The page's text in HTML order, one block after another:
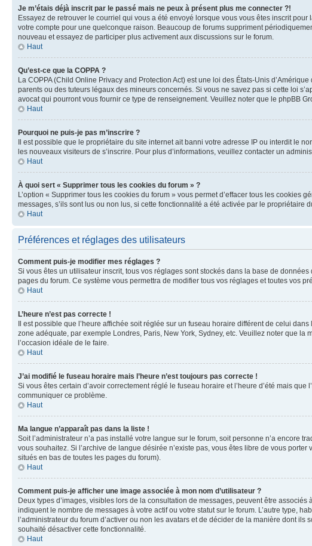
Je m’étais déjà inscrit par le passé mais ne peux à présent plus me connecter ?!
Essayez de retrouver le courriel qui vous a été envoyé lorsque vous vous êtes inscrit
votre compte pour une quelconque raison. Beaucoup de forums suppriment
nouveau et essayez de participer plus activement aux discussions sur le forum.
Haut
Qu’est-ce que la COPPA ?
La COPPA (Child Online Privacy and Protection Act) est une loi des États-Unis
parents ou des tuteurs légaux des mineurs concernés. Si vous ne savez pas si cette loi
avocat qui pourront vous fournir ce type de renseignement. Veuillez noter que le phpBB
Haut
Pourquoi ne puis-je pas m’inscrire ?
Il est possible que le propriétaire du site internet ait banni votre adresse IP ou interdit le
les nouveaux visiteurs de s’inscrire. Pour plus d’informations, veuillez contacter un
Haut
À quoi sert « Supprimer tous les cookies du forum » ?
L’option « Supprimer tous les cookies du forum » vous permet d’effacer tous les
messages, s’ils sont lus ou non lus, si cette fonctionnalité a été activée par le
Haut
Préférences et réglages des utilisateurs
Comment puis-je modifier mes réglages ?
Si vous êtes un utilisateur inscrit, tous vos réglages sont stockés dans la base de
pages du forum. Ce système vous permettra de modifier tous vos réglages et toutes vos
Haut
L’heure n’est pas correcte !
Il est possible que l’heure affichée soit réglée sur un fuseau horaire différent de celui
zone adéquate, par exemple Londres, Paris, New York, Sydney, etc. Veuillez noter que la
l’occasion idéale de le faire.
Haut
J’ai modifié le fuseau horaire mais l’heure n’est toujours pas correcte !
Si vous êtes certain d’avoir correctement réglé le fuseau horaire et l’heure d’été mais
communiquer ce problème.
Haut
Ma langue n’apparaît pas dans la liste !
Soit l’administrateur n’a pas installé votre langue sur le forum, soit personne n’a encore
vous souhaitez. Si l’archive de langue désirée n’existe pas, vous êtes libre de vous
situés en bas de toutes les pages du forum).
Haut
Comment puis-je afficher une image associée à mon nom d’utilisateur ?
Deux types d’images, visibles lors de la consultation de messages, peuvent être
indiquent le nombre de messages à votre actif ou votre statut sur le forum. L’autre type,
l’administrateur du forum d’activer ou non les avatars et de décider de la manière dont
souhaité désactiver cette fonctionnalité.
Haut